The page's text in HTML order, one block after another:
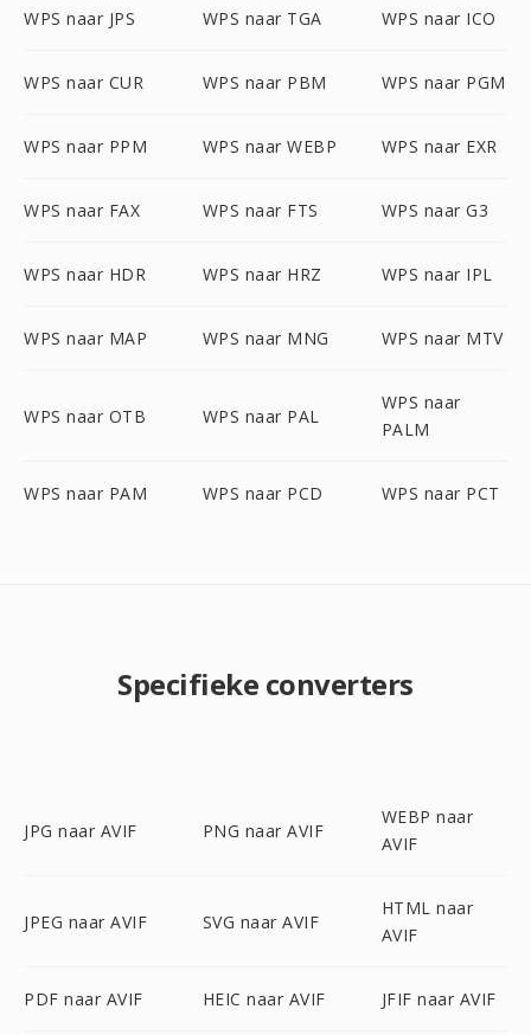
WPS naar JPS WPS naar TGA WPS naar ICO
WPS naar CUR WPS naar PBM WPS naar PGM
WPS naar PPM WPS naar WEBP WPS naar EXR
WPS naar FAX WPS naar FTS WPS naar G3
WPS naar HDR WPS naar HRZ WPS naar IPL
WPS naar MAP WPS naar MNG WPS naar MTV
WPS naar OTB WPS naar PAL
WPS naar
PALM
WPS naar PAM WPS naar PCD WPS naar PCT
Specifieke converters
JPG naar AVIF PNG naar AVIF
WEBP naar
AVIF
JPEG naar AVIF SVG naar AVIF
HTML naar
AVIF
PDF naar AVIF HEIC naar AVIF JFIF naar AVIF